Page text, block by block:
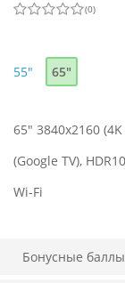
(0)
55" 65"
65" 3840x2160
(Google TV),
Wi-Fi
Бонусные